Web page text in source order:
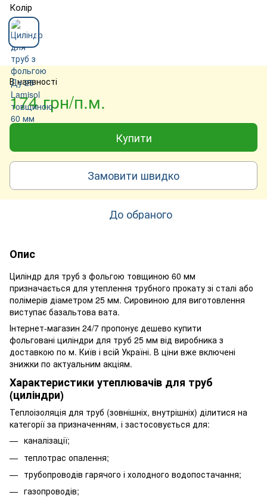
Колір
В наявності
174 грн/п.м.
Купити
Замовити швидко
До обраного
Опис
Циліндр для труб з фольгою товщиною 60 мм
призначається для утеплення трубного прокату зі сталі або
полімерів діаметром 25 мм. Сировиною для виготовлення
виступає базальтова вата.
Інтернет-магазин 24/7 пропонує дешево купити
фольговані циліндри для труб 25 мм від виробника з
доставкою по м. Київ і всій Україні. В ціни вже включені
знижки по актуальним акціям.
Характеристики утеплювачів для труб
(циліндри)
Теплоізоляція для труб (зовнішніх, внутрішніх) ділитися на
категорії за призначенням, і застосовується для:
каналізації;
теплотрас опалення;
трубопроводів гарячого і холодного водопостачання;
газопроводів;